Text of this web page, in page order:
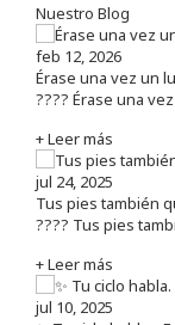
Nuestro Blog
feb 12, 2026
Érase una vez un
???? Érase una
+ Leer más
jul 24, 2025
Tus pies también
???? Tus pies
+ Leer más
jul 10, 2025